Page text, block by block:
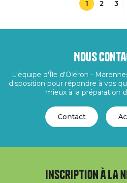
1 2 3
Nous
L'équipe d'Île d'Oléron -
disposition pour répondre à vos
mieux à la préparation
Contact
Inscription à la